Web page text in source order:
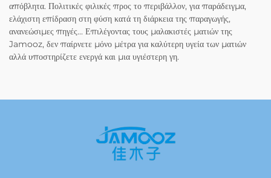
απόβλητα. Πολιτικές φιλικές προς το περιβάλλον, για παράδειγμα,
ελάχιστη επίδραση στη φύση κατά τη διάρκεια της παραγωγής,
ανανεώσιμες πηγές... Επιλέγοντας τους μαλακιστές ματιών της
Jamooz, δεν παίρνετε μόνο μέτρα για καλύτερη υγεία των ματιών
αλλά υποστηρίζετε ενεργά και μια υγιέστερη γη.